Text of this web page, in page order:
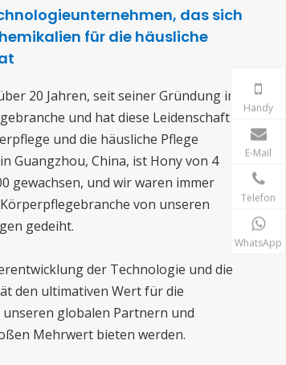
das sich
für die häusliche
20 Jahren, seit seiner Gründung im
und hat diese Leidenschaft
und die häusliche Pflege
Guangzhou, China, ist Hony von 4
gewachsen, und wir waren immer
von unseren
gedeiht.
der Technologie und die
den ultimativen Wert für die
globalen Partnern und
Mehrwert bieten werden.
Handy
E-Mail
Telefon
WhatsApp